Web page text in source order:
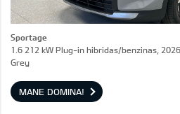
Sportage
1.6 212 kW Plug-in hibridas/benzinas,
Grey
MANE DOMINA!